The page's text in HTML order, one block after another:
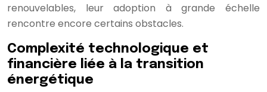
renouvelables, leur adoption à grande échelle
rencontre encore certains obstacles.
Complexité technologique et
financière liée à la transition
énergétique